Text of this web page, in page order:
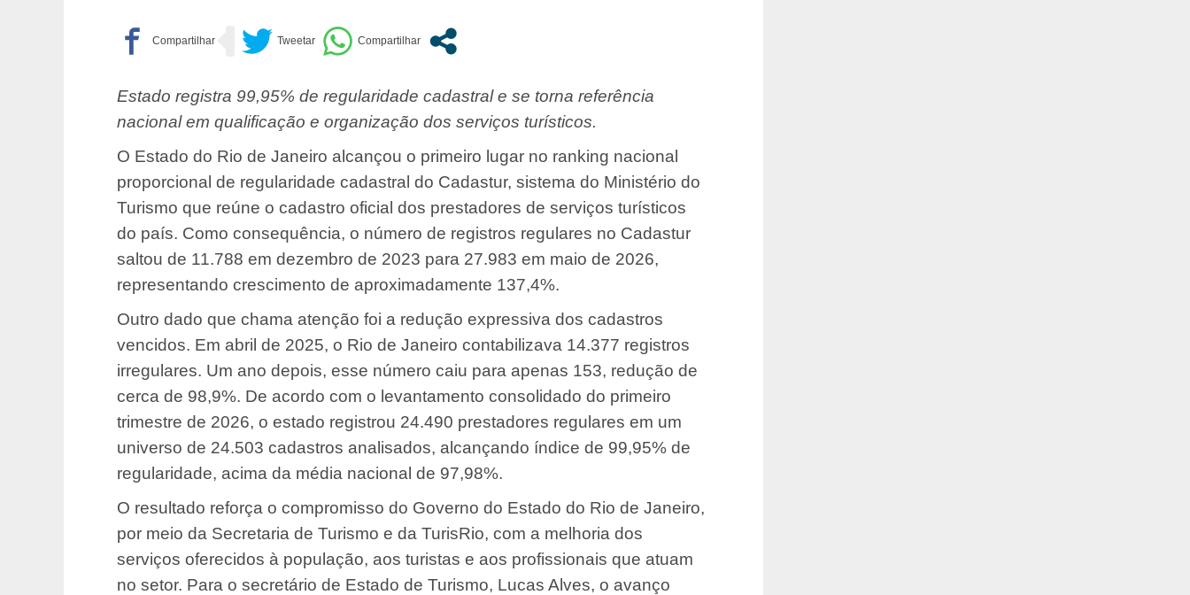
Estado registra 99,95% de regularidade cadastral e se torna referência
nacional em qualificação e organização dos serviços turísticos.
O Estado do Rio de Janeiro alcançou o primeiro lugar no ranking nacional
proporcional de regularidade cadastral do Cadastur, sistema do Ministério do
Turismo que reúne o cadastro oficial dos prestadores de serviços turísticos
do país. Como consequência, o número de registros regulares no Cadastur
saltou de 11.788 em dezembro de 2023 para 27.983 em maio de 2026,
representando crescimento de aproximadamente 137,4%.
Outro dado que chama atenção foi a redução expressiva dos cadastros
vencidos. Em abril de 2025, o Rio de Janeiro contabilizava 14.377 registros
irregulares. Um ano depois, esse número caiu para apenas 153, redução de
cerca de 98,9%. De acordo com o levantamento consolidado do primeiro
trimestre de 2026, o estado registrou 24.490 prestadores regulares em um
universo de 24.503 cadastros analisados, alcançando índice de 99,95% de
regularidade, acima da média nacional de 97,98%.
O resultado reforça o compromisso do Governo do Estado do Rio de Janeiro,
por meio da Secretaria de Turismo e da TurisRio, com a melhoria dos
serviços oferecidos à população, aos turistas e aos profissionais que atuam
no setor. Para o secretário de Estado de Turismo, Lucas Alves, o avanço